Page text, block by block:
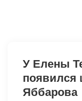
У Елены
появился
Яббарова